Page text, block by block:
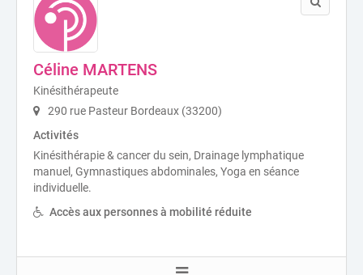
Céline MARTENS
Kinésithérapeute
290 rue Pasteur Bordeaux (33200)
Activités
Kinésithérapie & cancer du sein, Drainage lymphatique
manuel, Gymnastiques abdominales, Yoga en séance
individuelle.
Accès aux personnes à mobilité réduite